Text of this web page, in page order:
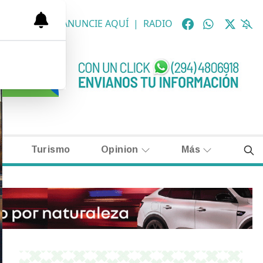
ANUNCIE AQUÍ | RADIO
Turismo Opinion Más